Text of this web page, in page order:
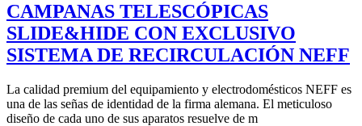
CAMPANAS TELESCÓPICAS
SLIDE&HIDE CON EXCLUSIVO
SISTEMA DE RECIRCULACIÓN NEFF
La calidad premium del equipamiento y electrodomésticos NEFF es
una de las señas de identidad de la firma alemana. El meticuloso
diseño de cada uno de sus aparatos resuelve de m